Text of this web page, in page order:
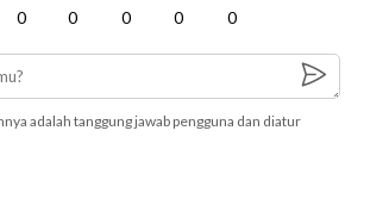
0 0 0 0 0
adalah tanggung jawab pengguna dan diatur